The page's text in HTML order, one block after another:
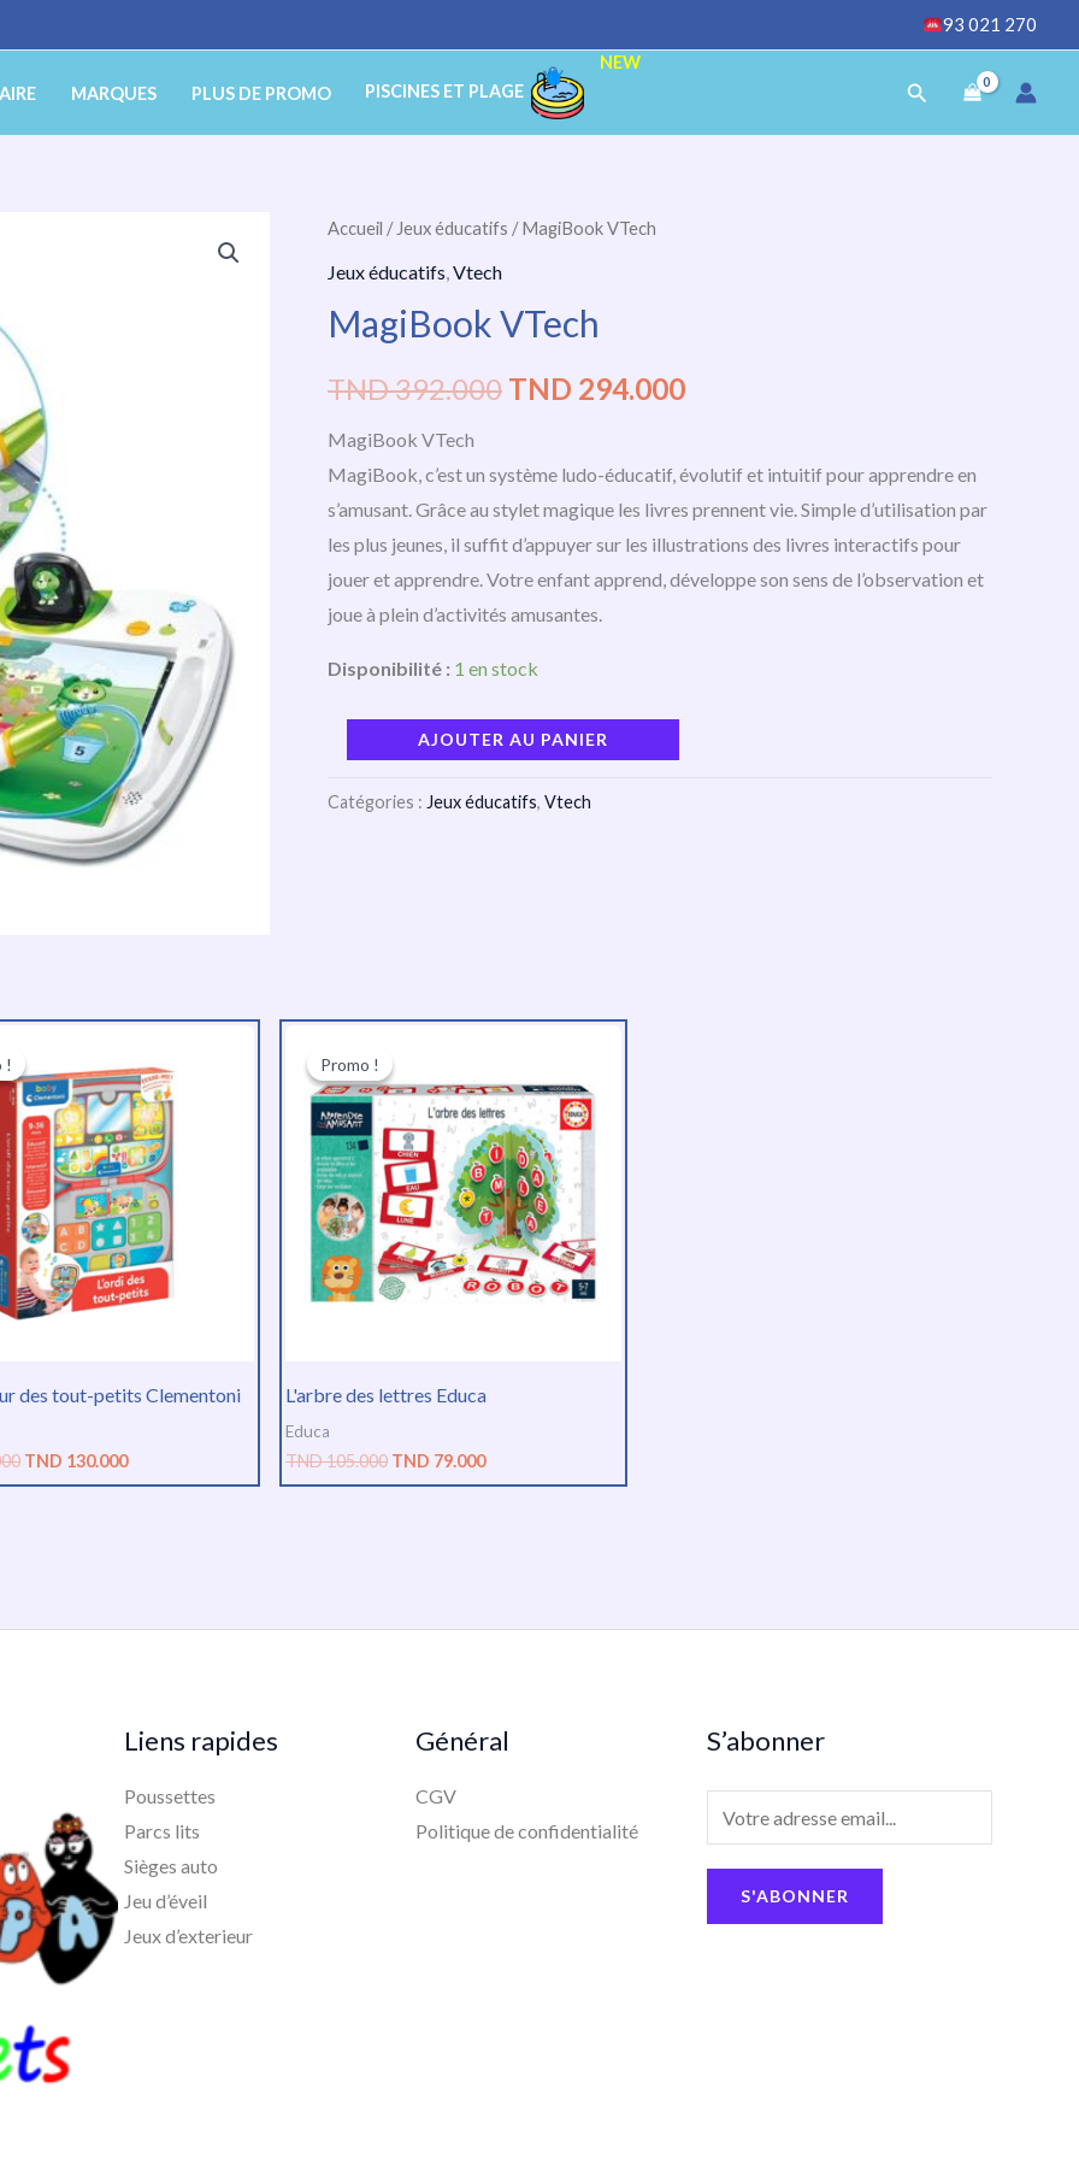
93 021 270
MARQUES PLUS DE PROMO PISCINES ET PLAGE
NEW
Rechercher
Accueil / Jeux éducatifs / MagiBook VTech
Jeux éducatifs Vtech
MagiBook VTech
TND392.000
Le
initial
était :
392.000.
TND 294.000est :
294.000.
MagiBook VTech
MagiBook, c’est un système ludo-éducatif, évolutif et intuitif pour apprendre en
s’amusant. Grâce au stylet magique les livres prennent vie. Simple d’utilisation par
les plus jeunes, il suffit d’appuyer sur les illustrations des livres interactifs pour
jouer et apprendre. Votre enfant apprend, développe son sens de l’observation et
joue à plein d’activités amusantes.
Disponibilité : 1 en stock
quantité
de
VTech
AJOUTER AU PANIER
Catégories : Jeux éducatifs, Vtech
!
des tout-petits Clementoni
!
initial
était :
TND
173.000.
TND 130.000
actuel
est :
TND
130.000.
Promo !
L'arbre des lettres Educa
Promo !
Educa
TND105.000
initial
était :
TND
105.000.
TND 79.000
est :
TND
79.000.
Liens rapides
Poussettes
Parcs lits
Sièges auto
Jeu d’éveil
Jeux d’exterieur
Général
CGV
Politique de confidentialité
S’abonner
m
S'ABONNER